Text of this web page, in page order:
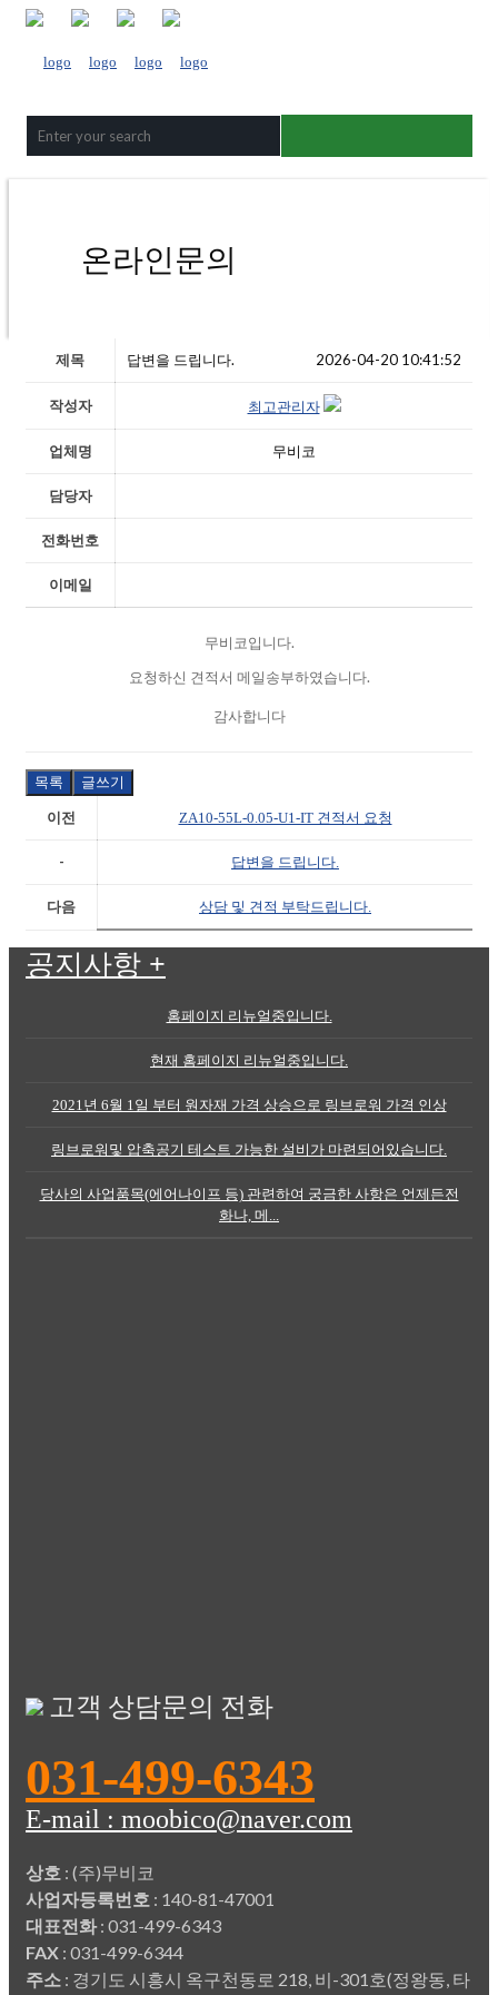
온라인문의
제목 답변을 드립니다. 2026-04-20 10:41:52
작성자 최고관리자
업체명 무비코
담당자
전화번호
이메일
무비코입니다.
요청하신 견적서 메일송부하였습니다.
감사합니다
목록
글쓰기
이전
ZA10-55L-0.05-U1-IT 견적서 요청
- 답변을 드립니다.
다음 상담 및 견적 부탁드립니다.
공지사항 +
홈페이지 리뉴얼중입니다.
현재 홈페이지 리뉴얼중입니다.
2021년 6월 1일 부터 원자재 가격 상승으로 링브로워 가격 인상
링브로워및 압축공기 테스트 가능한 설비가 마련되어있습니다.
당사의 사업품목(에어나이프 등) 관련하여 궁금한 사항은 언제든전
화나, 메...
고객 상담문의 전화
031-499-6343
E-mail : moobico@naver.com
상호 : (주)무비코
사업자등록번호 : 140-81-47001
대표전화: 031-499-6343
FAX : 031-499-6344
주소 : 경기도 시흥시 옥구천동로 218, 비-301호(정왕동, 타